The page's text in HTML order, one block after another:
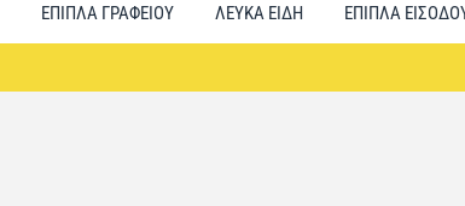
ΕΠΙΠΛΑ ΓΡΑΦΕΙΟΥ ΛΕΥΚΑ ΕΙΔΗ ΕΠΙΠΛΑ